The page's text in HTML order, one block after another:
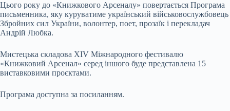
Цього року до «Книжкового Арсеналу» повертається Програма
письменника, яку куруватиме український військовослужбовець
Збройних сил України, волонтер, поет, прозаїк і перекладач
Андрій Любка.
Мистецька складова ХІV Міжнародного фестивалю
«Книжковий Арсенал» серед іншого буде представлена 15
виставковими проєктами.
Програма доступна за посиланням.